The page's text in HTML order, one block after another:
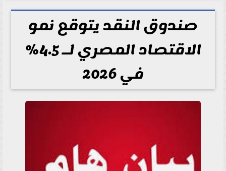
2025-10-14 17:46:20
صندوق النقد يتوقع نمو
الاقتصاد المصري لـ 4.5%
في 2026